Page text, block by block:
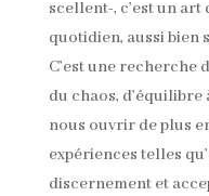
scellent-, c’est un
quotidien, aussi bien
C’est une recherche
du chaos, d’équilibre
nous ouvrir de plus
expériences telles
discernement et